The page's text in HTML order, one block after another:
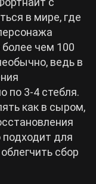
в мире, где
чем 100
ведь в
по 3-4 стебля.
как в сыром,
подходит для
сбор